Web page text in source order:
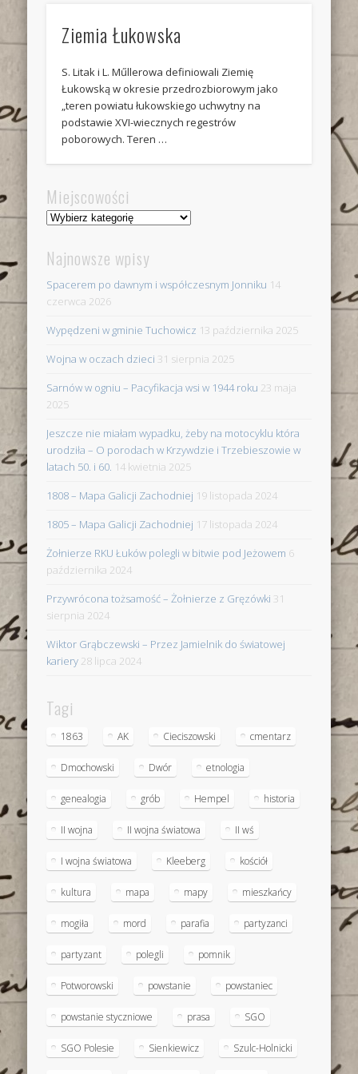
Ziemia Łukowska
S. Litak i L. Műllerowa definiowali Ziemię
Łukowską w okresie przedrozbiorowym jako
„teren powiatu łukowskiego uchwytny na
podstawie XVI-wiecznych regestrów
poborowych. Teren …
Miejscowości
Miejscowości
Najnowsze wpisy
Spacerem po dawnym i współczesnym Jonniku 14
czerwca 2026
Wypędzeni w gminie Tuchowicz 13 października 2025
Wojna w oczach dzieci 31 sierpnia 2025
Sarnów w ogniu – Pacyfikacja wsi w 1944 roku 23 maja
2025
Jeszcze nie miałam wypadku, żeby na motocyklu która
urodziła – O porodach w Krzywdzie i Trzebieszowie w
latach 50. i 60. 14 kwietnia 2025
1808 – Mapa Galicji Zachodniej 19 listopada 2024
1805 – Mapa Galicji Zachodniej 17 listopada 2024
Żołnierze RKU Łuków polegli w bitwie pod Jeżowem 6
października 2024
Przywrócona tożsamość – Żołnierze z Gręzówki 31
sierpnia 2024
Wiktor Grąbczewski – Przez Jamielnik do światowej
kariery 28 lipca 2024
Tagi
1863 AK Cieciszowski cmentarz
Dmochowski Dwór etnologia
genealogia grób Hempel historia
II wojna II wojna światowa II wś
I wojna światowa Kleeberg kościół
kultura mapa mapy mieszkańcy
mogiła mord parafia partyzanci
partyzant polegli pomnik
Potworowski powstanie powstaniec
powstanie styczniowe prasa SGO
SGO Polesie Sienkiewicz Szulc-Holnicki